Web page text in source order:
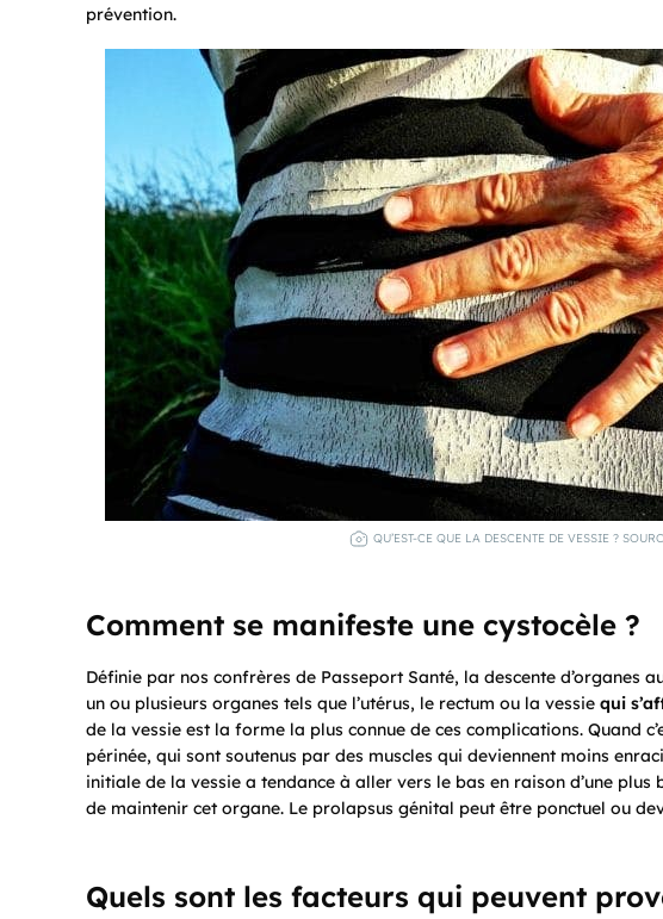
prévention.
QU’EST-CE QUE LA DESCENTE DE VESSIE ?
Comment se manifeste une cystocèle ?
Définie par nos confrères de Passeport Santé, la descente d’organes
un ou plusieurs organes tels que l’utérus, le rectum ou la vessie qui
de la vessie est la forme la plus connue de ces complications. Quand
périnée, qui sont soutenus par des muscles qui deviennent moins
initiale de la vessie a tendance à aller vers le bas en raison d’une
de maintenir cet organe. Le prolapsus génital peut être ponctuel ou
Quels sont les facteurs qui peuvent